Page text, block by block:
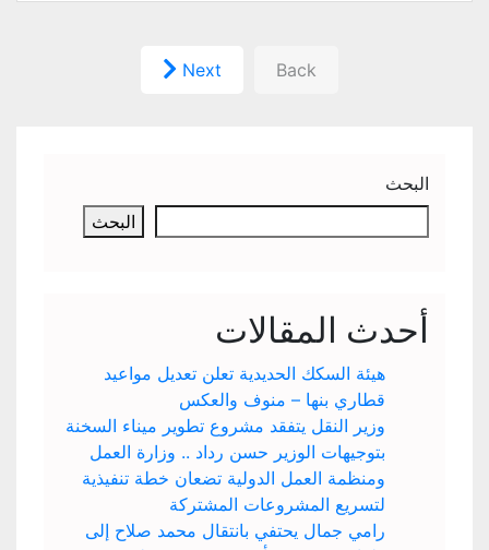
Back
Next
البحث
البحث
أحدث المقالات
هيئة السكك الحديدية تعلن تعديل مواعيد
قطاري بنها – منوف والعكس
وزير النقل يتفقد مشروع تطوير ميناء السخنة
بتوجيهات الوزير حسن رداد .. وزارة العمل
ومنظمة العمل الدولية تضعان خطة تنفيذية
لتسريع المشروعات المشتركة
رامي جمال يحتفي بانتقال محمد صلاح إلى